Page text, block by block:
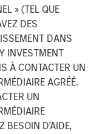
» (TEL QUE
DES
DANS
INVESTMENT
À CONTACTER UN
AGRÉÉ.
UN
BESOIN D’AIDE,
and
und
WpÜG)